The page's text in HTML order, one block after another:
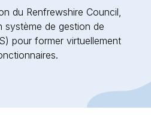
du Renfrewshire Council,
système de gestion de
pour former virtuellement